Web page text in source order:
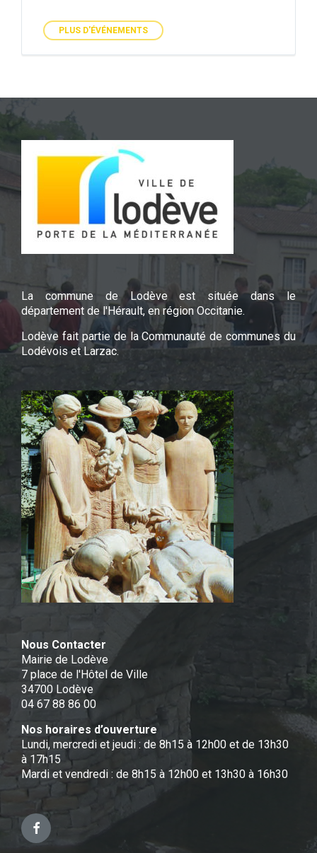
PLUS D'ÉVÉNEMENTS
La commune de Lodève est située dans le
département de l'Hérault, en région Occitanie.
Lodève fait partie de la Communauté de communes du
Lodévois et Larzac.
Nous Contacter
Mairie de Lodève
7 place de l'Hôtel de Ville
34700 Lodève
04 67 88 86 00
Nos horaires d’ouverture
Lundi, mercredi et jeudi : de 8h15 à 12h00 et de 13h30
à 17h15
Mardi et vendredi : de 8h15 à 12h00 et 13h30 à 16h30
Facebook